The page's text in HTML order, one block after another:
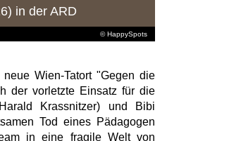
© HappySpots
in der ARD
Wien-Tatort "Gegen die
der vorletzte Einsatz für die
Krassnitzer) und Bibi
Tod eines Pädagogen
in eine fragile Welt von